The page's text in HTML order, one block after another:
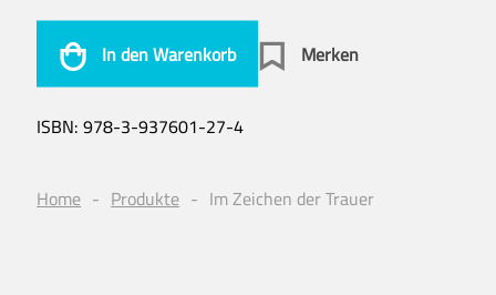
In den Warenkorb Merken
ISBN:978-3-937601-27-4
Home Produkte Im Zeichen der Trauer